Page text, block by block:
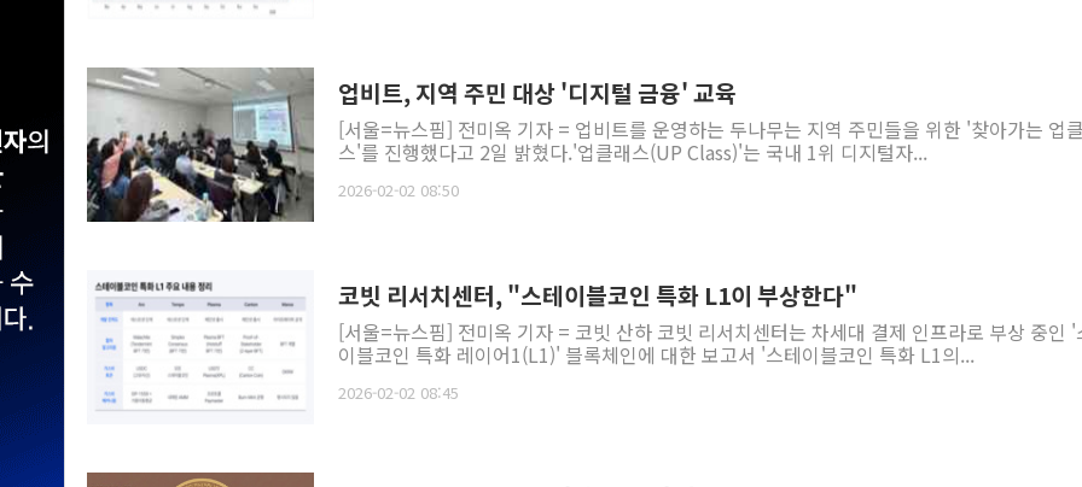
서울 중랑구 주택가서 흉기
李대통령 "결혼 때문에 손
'화합' 꺼낸 김민석에 '뻔뻔'
업비트, 지역 주민 대상 '디지털 금융' 교육
[서울=뉴스핌] 전미옥 기자 = 업비트를 운영하는 두나무는 지역 주민들을 위한 '찾아가는 업
스'를 진행했다고 2일 밝혔다.'업클래스(UP Class)'는 국내 1위 디지털자...
2026-02-02 08:50
코빗 리서치센터, "스테이블코인 특화 L1이 부상한다"
[서울=뉴스핌] 전미옥 기자 = 코빗 산하 코빗 리서치센터는 차세대 결제 인프라로 부상 중인 '
이블코인 특화 레이어1(L1)' 블록체인에 대한 보고서 '스테이블코인 특화 L1의...
2026-02-02 08:45